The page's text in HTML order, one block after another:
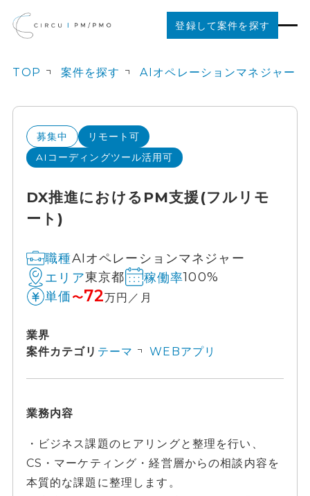
登録して案件を探す
ご利用の流れ
法人の方はこちら
TOP 案件を探す AIオペレーションマネジャー
募集中
リモート可
AIコーディングツール活用可
DX推進におけるPM支援(フルリモ
ート)
職種AIオペレーションマネジャー
エリア東京都 稼働率100%
単価 〜72万円／月
業界
案件カテゴリ テーマ WEBアプリ
業務内容
・ビジネス課題のヒアリングと整理を行い、
CS・マーケティング・経営層からの相談内容を
本質的な課題に整理します。